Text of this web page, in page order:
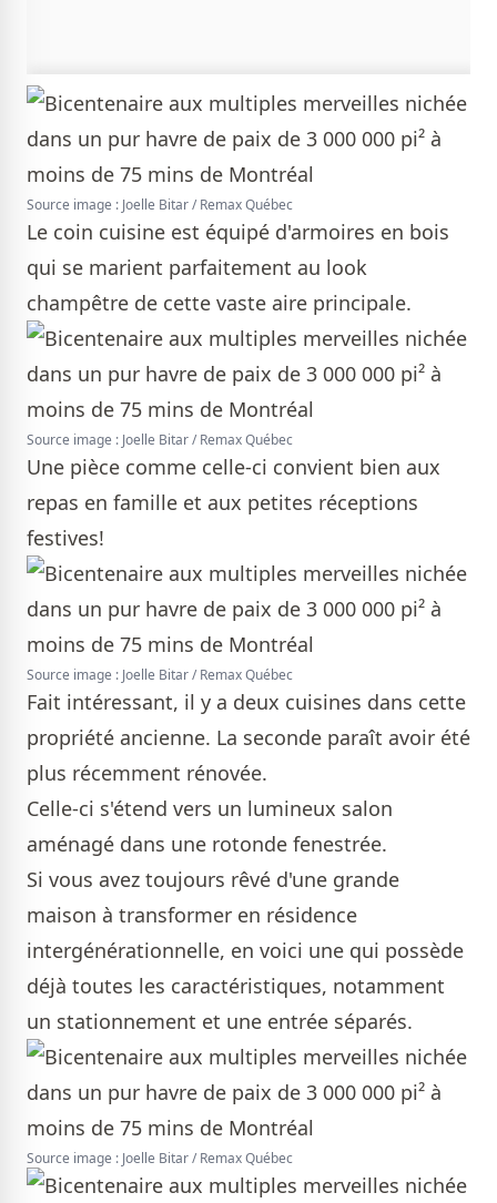
Source image : Joelle Bitar / Remax Québec
Le coin cuisine est équipé d'armoires en bois
qui se marient parfaitement au look
champêtre de cette vaste aire principale.
Source image : Joelle Bitar / Remax Québec
Une pièce comme celle-ci convient bien aux
repas en famille et aux petites réceptions
festives!
Source image : Joelle Bitar / Remax Québec
Fait intéressant, il y a deux cuisines dans cette
propriété ancienne. La seconde paraît avoir été
plus récemment rénovée.
Celle-ci s'étend vers un lumineux salon
aménagé dans une rotonde fenestrée.
Si vous avez toujours rêvé d'une grande
maison à transformer en résidence
intergénérationnelle, en voici une qui possède
déjà toutes les caractéristiques, notamment
un stationnement et une entrée séparés.
Source image : Joelle Bitar / Remax Québec